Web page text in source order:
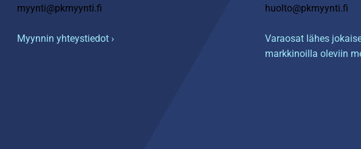
myynti@pkmyynti.fi
Myynnin yhteystiedot ›
huolto@pkmyynti.fi
Varaosat lähes
markkinoilla oleviin